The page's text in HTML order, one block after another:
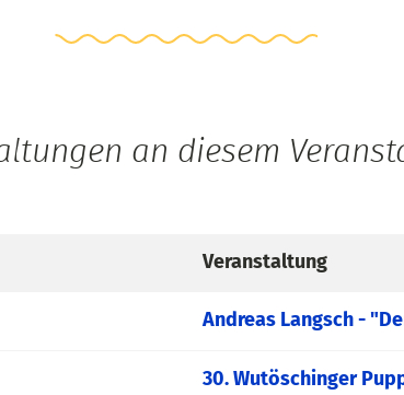
an diesem
Veranstaltung
Andreas Langsch -
30. Wutöschinger